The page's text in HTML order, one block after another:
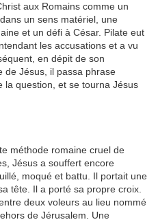
aux Romains comme un
dans un sens matériel une
et un défi à César. Pilate eut
les accusations et a vu
, en dépit de son
de Jésus , il passa phrase
la question et se tourna Jésus
méthode romaine cruel de
Jésus a souffert encore
moqué et battu Il portait une
tête Il a porté sa propre croix
deux voleurs au lieu nommé
de Jérusalem
Une